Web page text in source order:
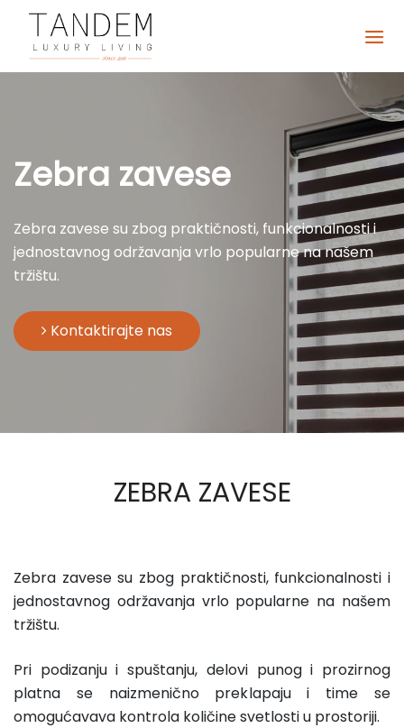
Zebra zavese
Zebra zavese su zbog praktičnosti, funkcionalnosti i
jednostavnog održavanja vrlo popularne na našem
tržištu.
Kontaktirajte nas
ZEBRA ZAVESE
Zebra zavese su zbog praktičnosti, funkcionalnosti i
jednostavnog održavanja vrlo popularne na našem
tržištu.
Pri podizanju i spuštanju, delovi punog i prozirnog
platna se naizmenično preklapaju i time se
omogućavava kontrola količine svetlosti u prostoriji.